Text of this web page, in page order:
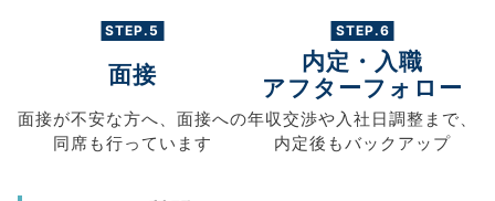
STEP.5
面接
面接が不安な方へ、 面接への
同席も行っています
STEP.6
内定・入職
アフターフォロー
年収交渉や入社日調整まで、
内定後もバックアップ